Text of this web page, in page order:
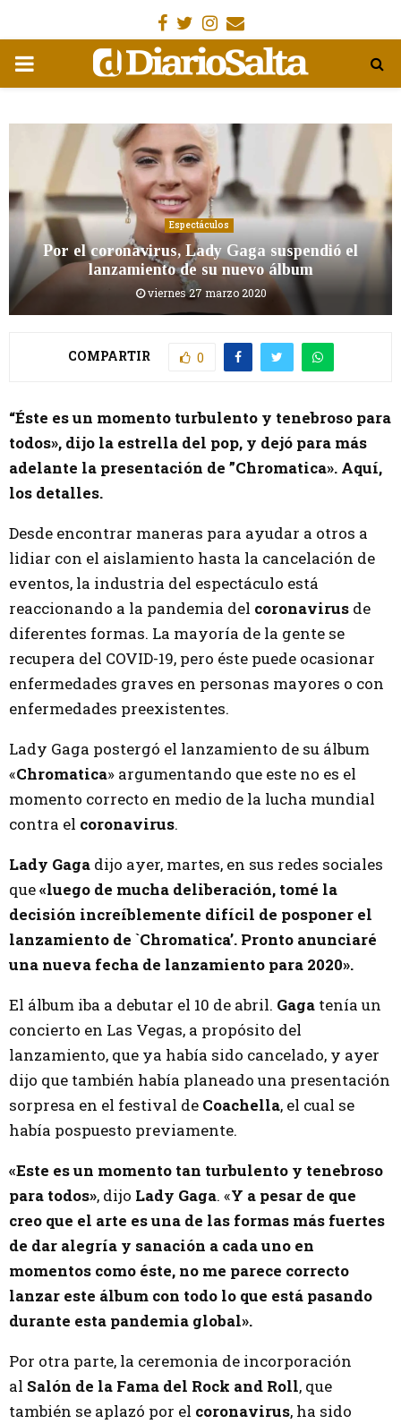
Facebook
Gorjeo
Instagram
Email
MENÚ
Espectáculos
Por el coronavirus, Lady Gaga suspendió el
lanzamiento de su nuevo álbum
viernes 27 marzo 2020
COMPARTIR 0
“Éste es un momento turbulento y tenebroso para
todos», dijo la estrella del pop, y dejó para más
adelante la presentación de ”Chromatica». Aquí,
los detalles.
Desde encontrar maneras para ayudar a otros a
lidiar con el aislamiento hasta la cancelación de
eventos, la industria del espectáculo está
reaccionando a la pandemia del coronavirus de
diferentes formas. La mayoría de la gente se
recupera del COVID-19, pero éste puede ocasionar
enfermedades graves en personas mayores o con
enfermedades preexistentes.
Lady Gaga postergó el lanzamiento de su álbum
«Chromatica» argumentando que este no es el
momento correcto en medio de la lucha mundial
contra el coronavirus.
Lady Gaga dijo ayer, martes, en sus redes sociales
que«luego de mucha deliberación, tomé la
decisión increíblemente difícil de posponer el
lanzamiento de `Chromatica’. Pronto anunciaré
una nueva fecha de lanzamiento para 2020».
El álbum iba a debutar el 10 de abril. Gaga tenía un
concierto en Las Vegas, a propósito del
lanzamiento, que ya había sido cancelado, y ayer
dijo que también había planeado una presentación
sorpresa en el festival de Coachella, el cual se
había pospuesto previamente.
«Este es un momento tan turbulento y tenebroso
para todos», dijo Lady Gaga. «Y a pesar de que
creo que el arte es una de las formas más fuertes
de dar alegría y sanación a cada uno en
momentos como éste, no me parece correcto
lanzar este álbum con todo lo que está pasando
durante esta pandemia global».
Por otra parte, la ceremonia de incorporación
al Salón de la Fama del Rock and Roll, que
también se aplazó por el coronavirus, ha sido